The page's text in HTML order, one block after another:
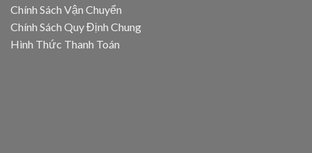
Chính Sách Vận Chuyển
Chính Sách Quy Định Chung
Hình Thức Thanh Toán